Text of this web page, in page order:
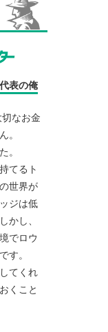
表の俺
なお金
。
。
てるト
世界が
ジは低
かし、
でロウ
す。
てくれ
くこと